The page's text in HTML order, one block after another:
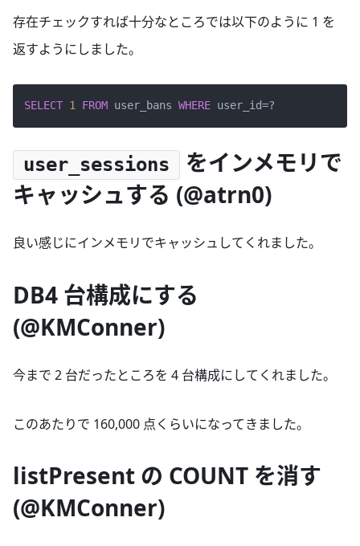
存在チェックすれば十分なところでは以下のように 1 を
返すようにしました。
SELECT 1 FROM user_bans WHERE user_id=
user_sessions
をインメモリで
キャッシュする (@atrn0)
良い感じにインメモリでキャッシュしてくれました。
DB4 台構成にする
(@KMConner)
今まで 2 台だったところを 4 台構成にしてくれました。
このあたりで 160,000 点くらいになってきました。
listPresent の COUNT を消す
(@KMConner)